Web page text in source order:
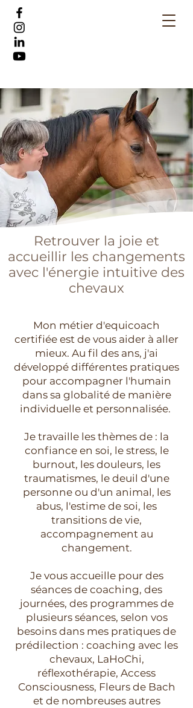
Retrouver la joie et
accueillir les changements
avec l'énergie intuitive des
chevaux
Mon métier d'equicoach
certifiée est de vous aider à aller
mieux. Au fil des ans, j'ai
développé différentes pratiques
pour accompagner l'humain
dans sa globalité de manière
individuelle et personnalisée.
Je travaille les thèmes de : la
confiance en soi, le stress, le
burnout, les douleurs, les
traumatismes, le deuil d'une
personne ou d'un animal, les
abus, l'estime de soi, les
transitions de vie,
accompagnement au
changement.
Je vous accueille pour des
séances de coaching, des
journées, des programmes de
plusieurs séances, selon vos
besoins dans mes pratiques de
prédilection : coaching avec les
chevaux, LaHoChi,
réflexothérapie, Access
Consciousness, Fleurs de Bach
et de nombreuses autres